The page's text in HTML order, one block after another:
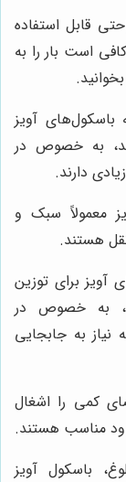
قابل استفاده
است بار را به
آویز
به خصوص در
دارند.
معمولاً سبک و
هستند.
برای توزین
به خصوص در
به جابجایی
کمی را اشغال
مناسب هستند.
باسکول آویز